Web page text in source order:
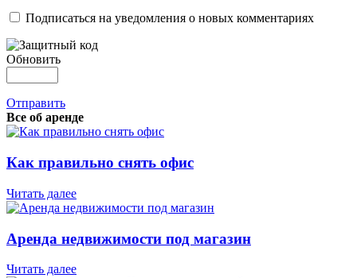
Подписаться на уведомления о новых комментариях
Обновить
Отправить
Все об аренде
Как правильно снять офис
Читать далее
Аренда недвижимости под магазин
Читать далее